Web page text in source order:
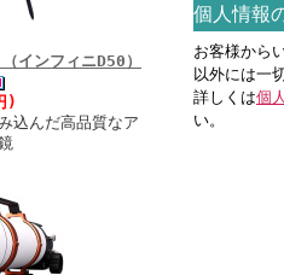
ンフィニD50）
)
込んだ高品質なア
個人情報
お客様から
以外には一
詳しくは個
い。